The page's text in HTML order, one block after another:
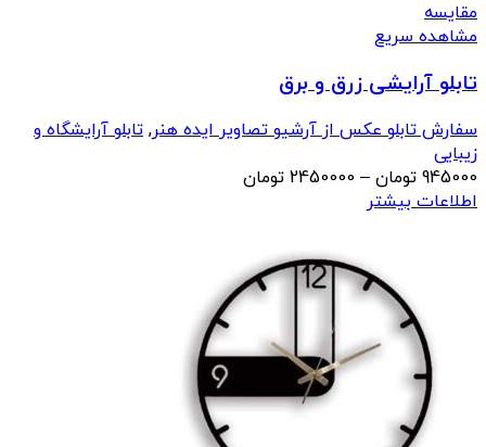
مقایسه
مشاهده سریع
تابلو آرایشی زرق و برق
سفارش تابلو عکس از آرشیو تصاویر ایده هنر, تابلو آرایشگاه و
زیبایی
945000 تومان –
2450000 تومانمحدوده
2450000 تومان
اطلاعات بیشتر